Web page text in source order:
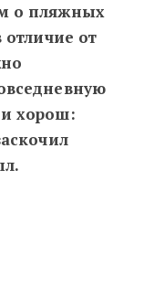
13 пляжных
о пляжных
отличие от
хорош: